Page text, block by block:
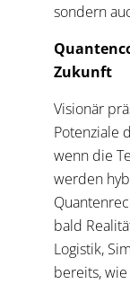
sondern
Zukunft
Visionär
Potenziale
wenn die
werden
bald
Logistik,
bereits,